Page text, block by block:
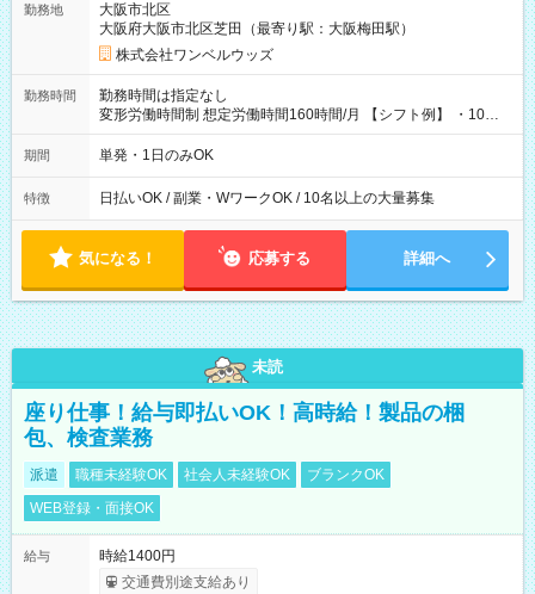
勤務地
大阪市北区
大阪府大阪市北区芝田（最寄り駅：大阪梅田駅）
株式会社ワンベルウッズ
勤務時間
勤務時間は指定なし
変形労働時間制 想定労働時間160時間/月 【シフト例】 ・10：
00～20：00
期間 単発・1日のみOK
特徴 日払いOK / 副業・WワークOK / 10名以上の大量募集
気になる！ 応募する 詳細へ
未読
座り仕事！給与即払いOK！高時給！製品の梱
包、検査業務
派遣 職種未経験OK 社会人未経験OK
ブランクOK
WEB登録・面接OK
給与
時給1400円
交通費別途支給あり